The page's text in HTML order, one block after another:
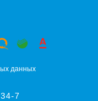
данных
7